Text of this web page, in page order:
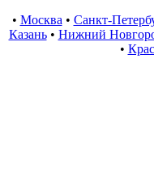
• Москва • Санкт-
Казань• Нижний
•